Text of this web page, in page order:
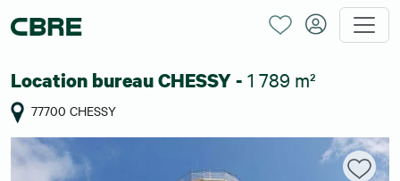
Location bureau CHESSY - 1 789 m²
77700 CHESSY